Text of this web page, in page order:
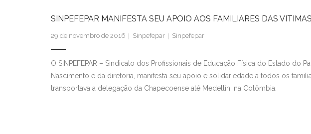
SINPEFEPAR MANIFESTA SEU APOIO AOS FAMILIARES DAS
29 de novembro de 2016 Sinpefepar Sinpefepar
O SINPEFEPAR – Sindicato dos Profissionais de Educação Física do Estado do
Nascimento e da diretoria, manifesta seu apoio e solidariedade a todos os
transportava a delegação da Chapecoense até Medellín, na Colômbia.